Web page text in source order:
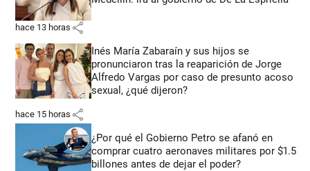
hace 13 horas share
Inés María Zabaraín y sus hijos se
pronunciaron tras la reaparición de Jorge
Alfredo Vargas por caso de presunto acoso
sexual, ¿qué dijeron?
hace 15 horas share
¿Por qué el Gobierno Petro se afanó en
comprar cuatro aeronaves militares por $1.5
billones antes de dejar el poder?